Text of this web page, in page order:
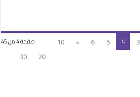
صفحة 4 من 45 3
4
5
6
»
10
20
30